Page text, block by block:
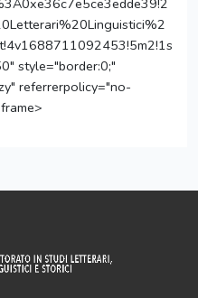
style="border:0;"
referrerpolicy="no-